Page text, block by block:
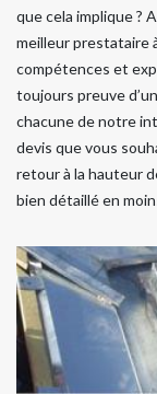
que cela implique ?
meilleur prestataire
compétences et
toujours preuve
chacune de notre
devis que vous
retour à la hauteur
bien détaillé en